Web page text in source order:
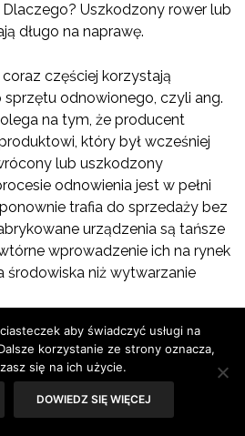
Uszkodzony rower lub
długo na naprawę.
częściej korzystają
sprzętu odnowionego, czyli ang.
na tym, że producent
który był wcześniej
lub uszkodzony
odnowienia jest w pełni
trafia do sprzedaży bez
urządzenia są tańsze
wprowadzenie ich na rynek
środowiska niż wytwarzanie
www.naszklimat.gov.pl .
KLIMAT
aby świadczyć usługi na
korzystanie ze strony oznacza,
się na ich użycie.
DOWIEDZ SIĘ WIĘCEJ